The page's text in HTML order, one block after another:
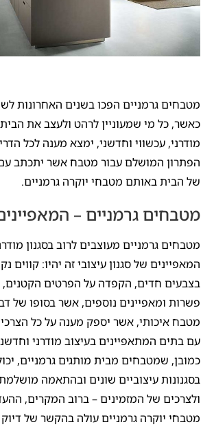
מטבחים גרמניים הפכו בשנים האחרונות
כאשר, כל מי שמעוניין לרהט ולעצב את הבית
מודרני, עכשווי וחדשני, ימצא מענה לכל
הפתרון המושלם עבור מטבח אשר יתכתב
של הבית באותם מטבחי יוקרה גרמניים.
מטבחים גרמניים –
מטבחים גרמניים מעוצבים לרוב בסגנון
המאפיינים של סגנון עיצובי זה יהיו: קווים
בצבעים חדים, הקפדה על הפרטים הקטנים,
פשרות ומאפיינים נוספים, אשר בסופו של
מטבח איכותי, אשר יספק מענה על כל
עם בתים המתאפיינים בעיצוב מודרני
כמובן, שמטבחים מבית מותגים גרמניים,
בסגנונות עיצוביים שונים ובהתאמה
ולצרכים של המזמינים – ברוב המקרים,
מטבחי יוקרה גרמניים עולה בהקשר של דיוק